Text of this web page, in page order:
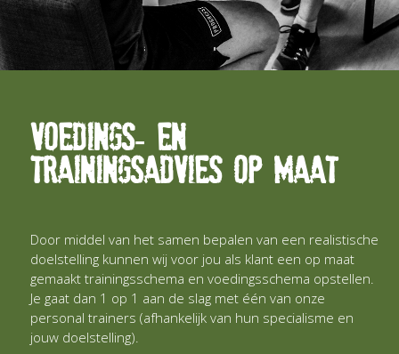
Voedings- en
trainingsadvies op maat
Door middel van het samen bepalen van een realistische
doelstelling kunnen wij voor jou als klant een op maat
gemaakt trainingsschema en voedingsschema opstellen.
Je gaat dan 1 op 1 aan de slag met één van onze
personal trainers (afhankelijk van hun specialisme en
jouw doelstelling).